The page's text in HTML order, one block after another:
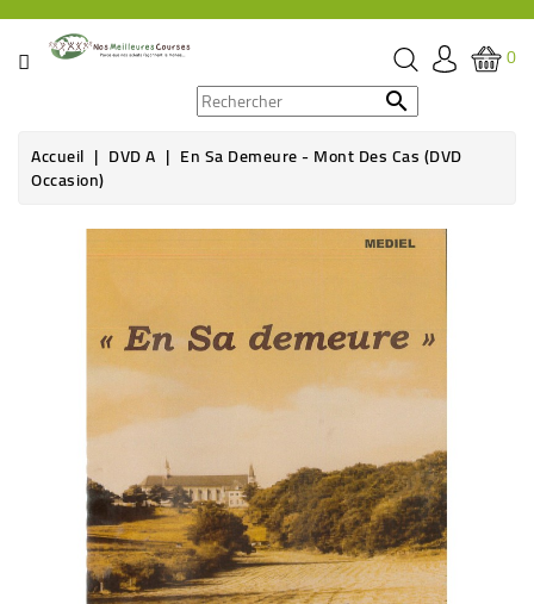
CATÉGORIE
ÉPICERIE
HYGIÈNE
0

Accueil DVD A En Sa Demeure - Mont Des Cas (DVD
Occasion)